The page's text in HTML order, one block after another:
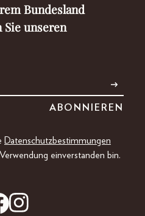
Bundesland
unseren
Datenschutzbestimmungen
einverstanden bin.